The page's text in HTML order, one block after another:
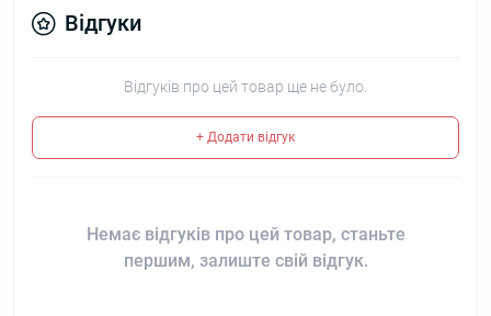
Відгуки
Відгуків про цей товар ще не було.
+ Додати відгук
Немає відгуків про цей товар, станьте
першим, залиште свій відгук.